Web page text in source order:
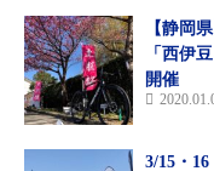
〇主催：
中華民国対外貿易発展
台灣自行車輸出業同業公
〇共催（TaiSPO）：臺
【静岡
「西伊
開催
3/15・